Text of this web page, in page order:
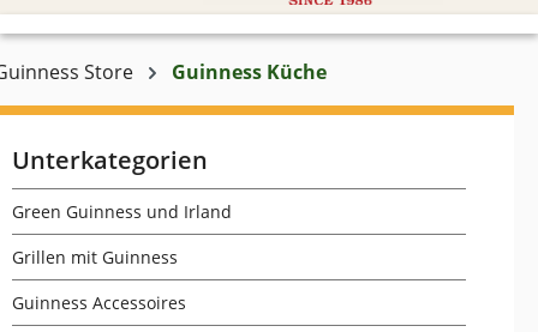
Store Guinness Küche
Unterkategorien
Green Guinness und Irland
Grillen mit Guinness
Guinness Accessoires